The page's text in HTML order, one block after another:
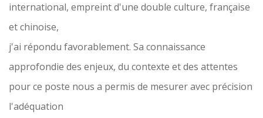
international, empreint d'une double culture, française
et chinoise,
j'ai répondu favorablement. Sa connaissance
approfondie des enjeux, du contexte et des attentes
pour ce poste nous a permis de mesurer avec précision
l'adéquation